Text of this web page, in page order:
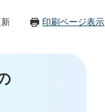
印刷ページ表示